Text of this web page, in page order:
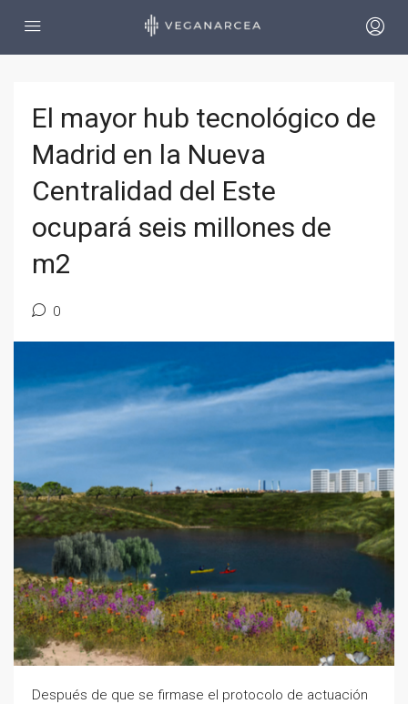
El mayor hub tecnológico de
Madrid en la Nueva
Centralidad del Este
ocupará seis millones de
m2
0
Después de que se firmase el protocolo de actuación